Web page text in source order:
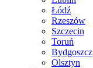
Łódź
Rzeszów
Szczecin
Toruń
Bydgoszcz
Olsztyn